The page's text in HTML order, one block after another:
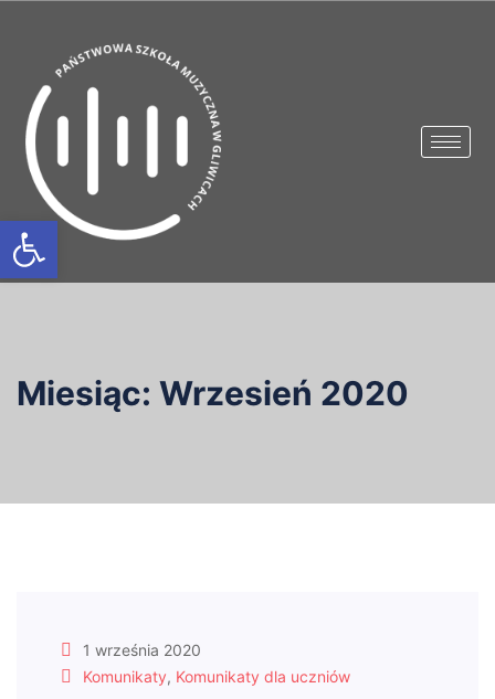
Otwórz pasek narzędzi
Miesiąc: Wrzesień 2020
1 września 2020
Komunikaty, Komunikaty dla uczniów